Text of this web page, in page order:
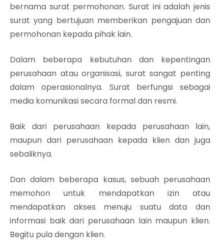
bernama surat permohonan. Surat ini adalah jenis
surat yang bertujuan memberikan pengajuan dan
permohonan kepada pihak lain.
Dalam beberapa kebutuhan dan kepentingan
perusahaan atau organisasi, surat sangat penting
dalam operasionalnya. Surat berfungsi sebagai
media komunikasi secara formal dan resmi.
Baik dari perusahaan kepada perusahaan lain,
maupun dari perusahaan kepada klien dan juga
sebaliknya.
Dan dalam beberapa kasus, sebuah perusahaan
memohon untuk mendapatkan izin atau
mendapatkan akses menuju suatu data dan
informasi baik dari perusahaan lain maupun klien.
Begitu pula dengan klien.